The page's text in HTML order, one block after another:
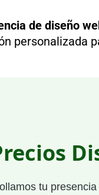
de diseño
personalizada
tu